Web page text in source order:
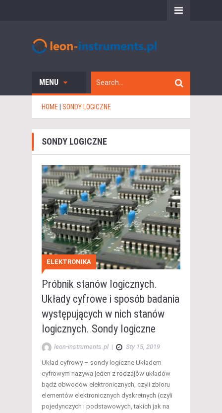
MENU
HOME SONDY LOGICZNE
SONDY LOGICZNE
ELEKTRONIKA
Próbnik stanów logicznych.
Układy cyfrowe i sposób badania
występujących w nich stanów
logicznych. Sondy logiczne
leon-instruments.pl | Sty 15, 2019
Układ cyfrowy – sondy logiczne Układem
cyfrowym nazywa jeden z rodzajów układów
bądź obwodów elektronicznych, czyli zbioru
elementów elektronicznych dyskretnych (czyli
pojedynczych i podstawowych, takich jak na